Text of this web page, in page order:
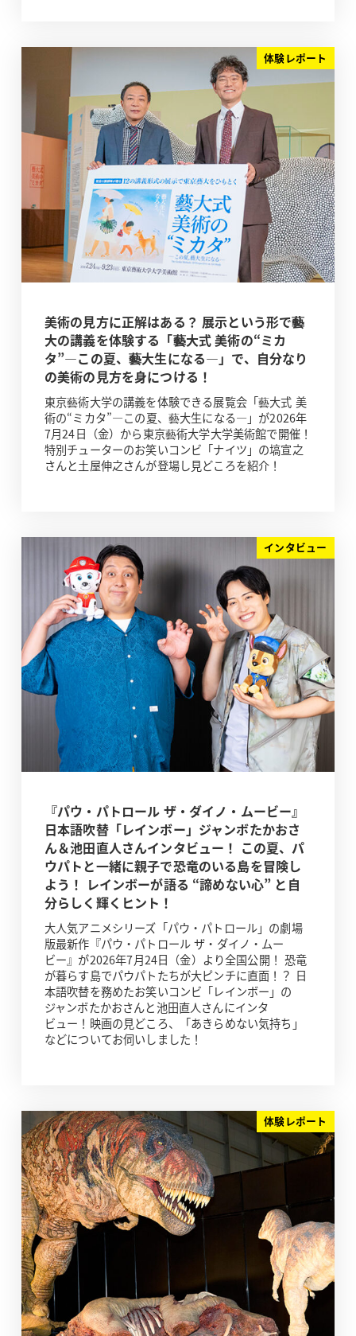
体験レポート
美術の見方に正解はある？ 展示という形で藝
大の講義を体験する「藝大式 美術の“ミカ
タ”―この夏、藝大生になる―」で、自分なり
の美術の見方を身につける！
東京藝術大学の講義を体験できる展覧会「藝大式 美
術の“ミカタ”―この夏、藝大生になる―」が2026年
7月24日（金）から東京藝術大学大学美術館で開催！
特別チューターのお笑いコンビ「ナイツ」の塙宣之
さんと土屋伸之さんが登場し見どころを紹介！
インタビュー
『パウ・パトロール ザ・ダイノ・ムービー』
日本語吹替「レインボー」ジャンボたかおさ
ん＆池田直人さんインタビュー！ この夏、パ
ウパトと一緒に親子で恐竜のいる島を冒険し
よう！ レインボーが語る “諦めない心” と自
分らしく輝くヒント！
大人気アニメシリーズ「パウ・パトロール」の劇場
版最新作『パウ・パトロール ザ・ダイノ・ムー
ビー』が2026年7月24日（金）より全国公開！ 恐竜
が暮らす島でパウパトたちが大ピンチに直面！？ 日
本語吹替を務めたお笑いコンビ「レインボー」の
ジャンボたかおさんと池田直人さんにインタ
ビュー！映画の見どころ、「あきらめない気持ち」
などについてお伺いしました！
体験レポート